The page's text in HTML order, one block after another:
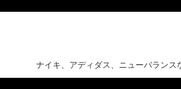
ナイキ、アディダス、ニューバラン